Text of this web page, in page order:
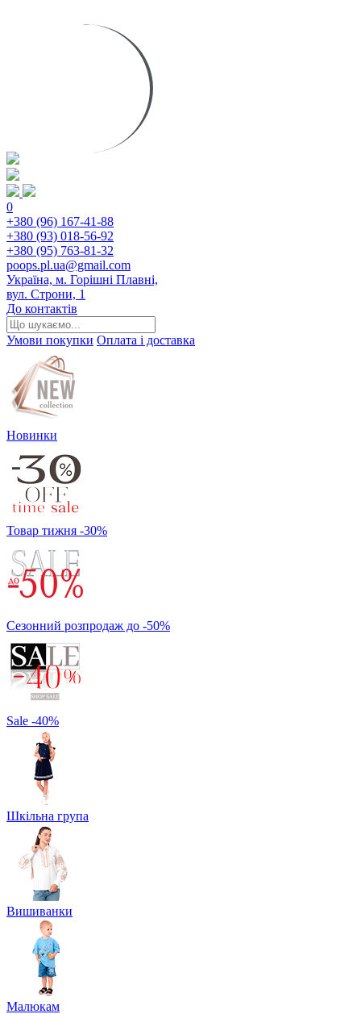
0
+380 (96) 167-41-88
+380 (93) 018-56-92
+380 (95) 763-81-32
poops.pl.ua@gmail.com
Україна, м. Горішні Плавні,
вул. Строни, 1
До контактів
Умови покупки Оплата і доставка
Новинки
Товар тижня -30%
Сезонний розпродаж до -50%
Sale -40%
Шкільна група
Вишиванки
Малюкам